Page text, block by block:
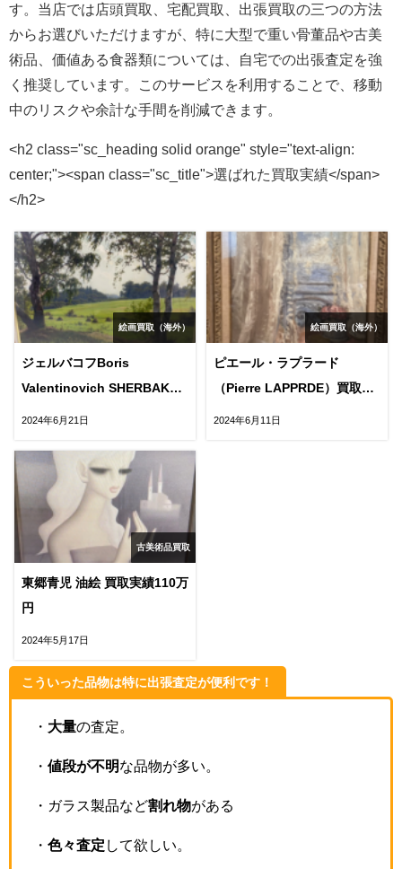
す。当店では店頭買取、宅配買取、出張買取の三つの方法
からお選びいただけますが、特に大型で重い骨董品や古美
術品、価値ある食器類については、自宅での出張査定を強
く推奨しています。このサービスを利用することで、移動
中のリスクや余計な手間を削減できます。
<h2 class="sc_heading solid orange" style="text-align:
center;"><span class="sc_title">選ばれた買取実績</span>
</h2>
絵画買取（海外）
ジェルバコフBoris
Valentinovich SHERBAKOV
買取実績68万円
2024年6月21日
絵画買取（海外）
ピエール・ラプラード
（Pierre LAPPRDE）買取実
績7万円
2024年6月11日
古美術品買取
東郷青児 油絵 買取実績110万
円
2024年5月17日
こういった品物は特に出張査定が便利です！
・ 大量の査定。
・ 値段が不明な品物が多い。
・ガラス製品など割れ物がある
・ 色々査定 して欲しい。